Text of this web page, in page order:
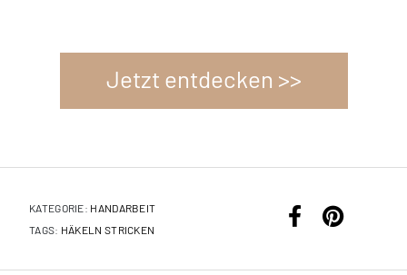
Jetzt entdecken >>
KATEGORIE: HANDARBEIT
TAGS: HÄKELN STRICKEN